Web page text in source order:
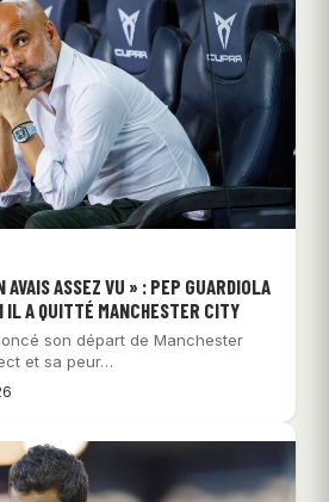
AVAIS ASSEZ VU » : PEP GUARDIOLA
IL A QUITTÉ MANCHESTER CITY
son départ de Manchester
et sa peur…